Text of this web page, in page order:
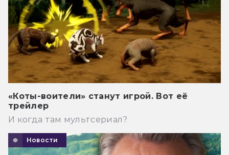
«Коты-воители» станут игрой. Вот её
трейлер
И когда там мультсериал?
Новости